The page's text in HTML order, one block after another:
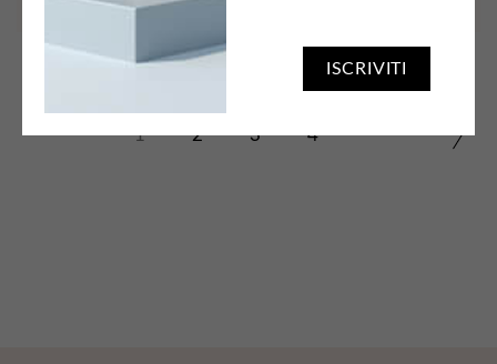
ISCRIVITI
1 2 3 4